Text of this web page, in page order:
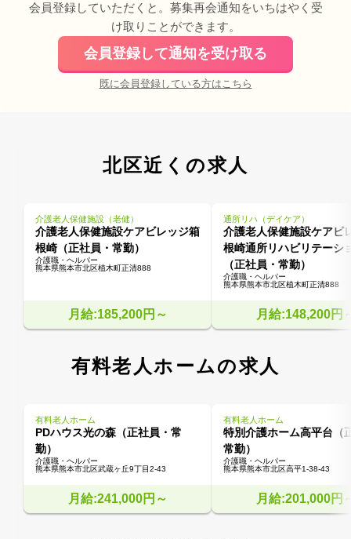
会員登録していただくと。募集再会通知をいちはやく受
け取りことができます。
会員登録して通知を受け取る
既に会員登録している方はこちら
北区近くの求人
介護老人保健施設（老健）
介護老人保健施設ケアビレッジ箱
根崎（正社員・常勤）
介護職・ヘルパー
熊本県熊本市北区植木町正清888
月給:185,200円～
通所リハ（デイケア）
介護老人保健施設ケアビ
根崎通所リハビリテーシ
（正社員・常勤）
介護職・ヘルパー
熊本県熊本市北区植木町正清888
月給:148,200円
有料老人ホームの求人
有料老人ホーム
PDハウス光の森（正社員・常
勤）
介護職・ヘルパー
熊本県熊本市北区武蔵ヶ丘9丁目2-43
月給:241,000円～
有料老人ホーム
特別介護ホーム高平台（
常勤）
介護職・ヘルパー
熊本県熊本市北区高平1-38-43
月給:201,000円